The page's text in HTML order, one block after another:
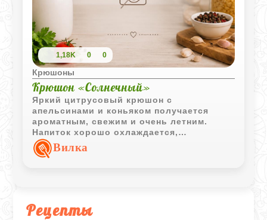
Рецепты
1,18K 0 0
Крюшоны
Крюшон «Солнечный»
Яркий цитрусовый крюшон с
апельсинами и коньяком получается
ароматным, свежим и очень летним.
Напиток хорошо охлаждается,
приобретает насыщенный вкус
апельсиновой цедры и особенно
Вилка